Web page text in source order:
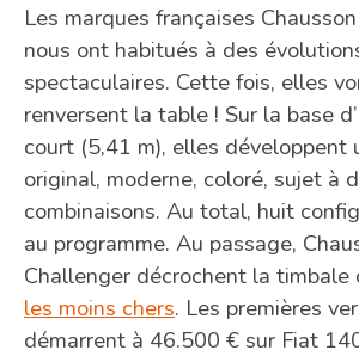
Les marques françaises
nous ont habitués à des
spectaculaires. Cette fois, elles
renversent la table ! Sur la base
court (5,41 m), elles développent
original, moderne, coloré, sujet à
combinaisons. Au total, huit
au programme. Au passage,
Challenger décrochent la timbale
les moins chers. Les premières
démarrent à 46.500 € sur Fiat